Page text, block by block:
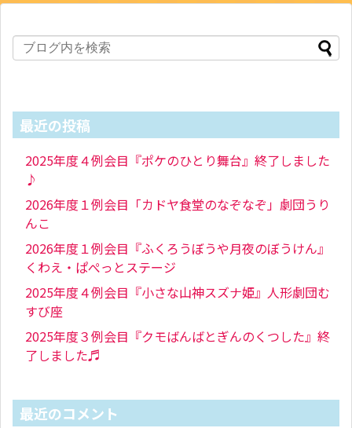
最近の投稿
2025年度４例会目『ポケのひとり舞台』終了しました
♪
2026年度１例会目「カドヤ食堂のなぞなぞ」劇団うり
んこ
2026年度１例会目『ふくろうぼうや月夜のぼうけん』
くわえ・ぱぺっとステージ
2025年度４例会目『小さな山神スズナ姫』人形劇団む
すび座
2025年度３例会目『クモばんばとぎんのくつした』終
了しました♬
最近のコメント